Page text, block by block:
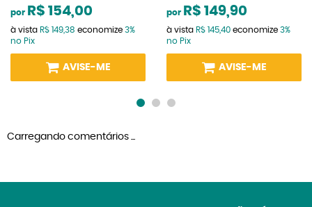
por R$ 154,00
à vista R$ 149,38 economize 3%
no Pix
AVISE-ME
por R$ 149,90
à vista R$ 145,40 economize 3%
no Pix
AVISE-ME
Carregando comentários ...